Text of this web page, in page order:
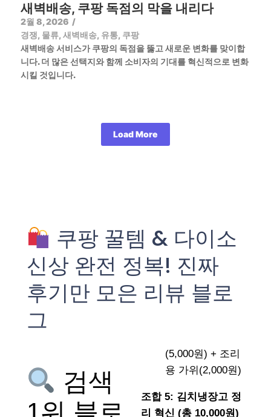
새벽배송, 쿠팡 독점의 막을 내리다
2월 8, 2026 /
경쟁, 물류, 새벽배송, 유통, 쿠팡
새벽배송 서비스가 쿠팡의 독점을 뚫고 새로운 변화를 맞이합
니다. 더 많은 선택지와 함께 소비자의 기대를 혁신적으로 변화
시킬 것입니다.
Load More
쿠팡 꿀템 & 다이소
신상 완전 정복! 진짜
후기만 모은 리뷰 블로
그
검색
(5,000원) + 조리
용 가위(2,000원)
조합 5: 김치냉장고 정
리 혁신 (총 10,000원)